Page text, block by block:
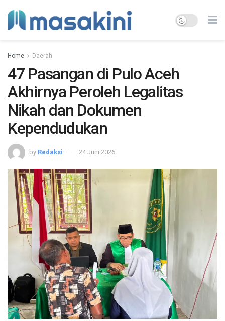
Home Daerah
47 Pasangan di Pulo Aceh
Akhirnya Peroleh Legalitas
Nikah dan Dokumen
Kependudukan
by Redaksi 24 Juni 2026